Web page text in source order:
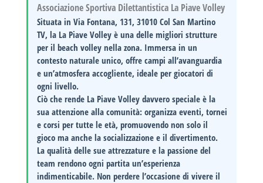
Associazione Sportiva Dilettantistica La Piave Volley
Situata inVia Fontana, 131, 31010 Col San Martino
TV, la La Piave Volley è una delle migliori strutture
per il beach volley nella zona. Immersa in un
contesto naturale unico, offre campi all’avanguardia
e un’atmosfera accogliente, ideale per giocatori di
ogni livello.
Ciò che rende La Piave Volley davvero speciale è la
suaattenzione alla comunità: organizza eventi, tornei
e corsi per tutte le età, promuovendo non solo il
gioco ma anche la socializzazione e il divertimento.
La qualità delle sue attrezzature e la passione del
team rendono ogni partita un’esperienza
indimenticabile. Non perdere l’occasione di vivere il